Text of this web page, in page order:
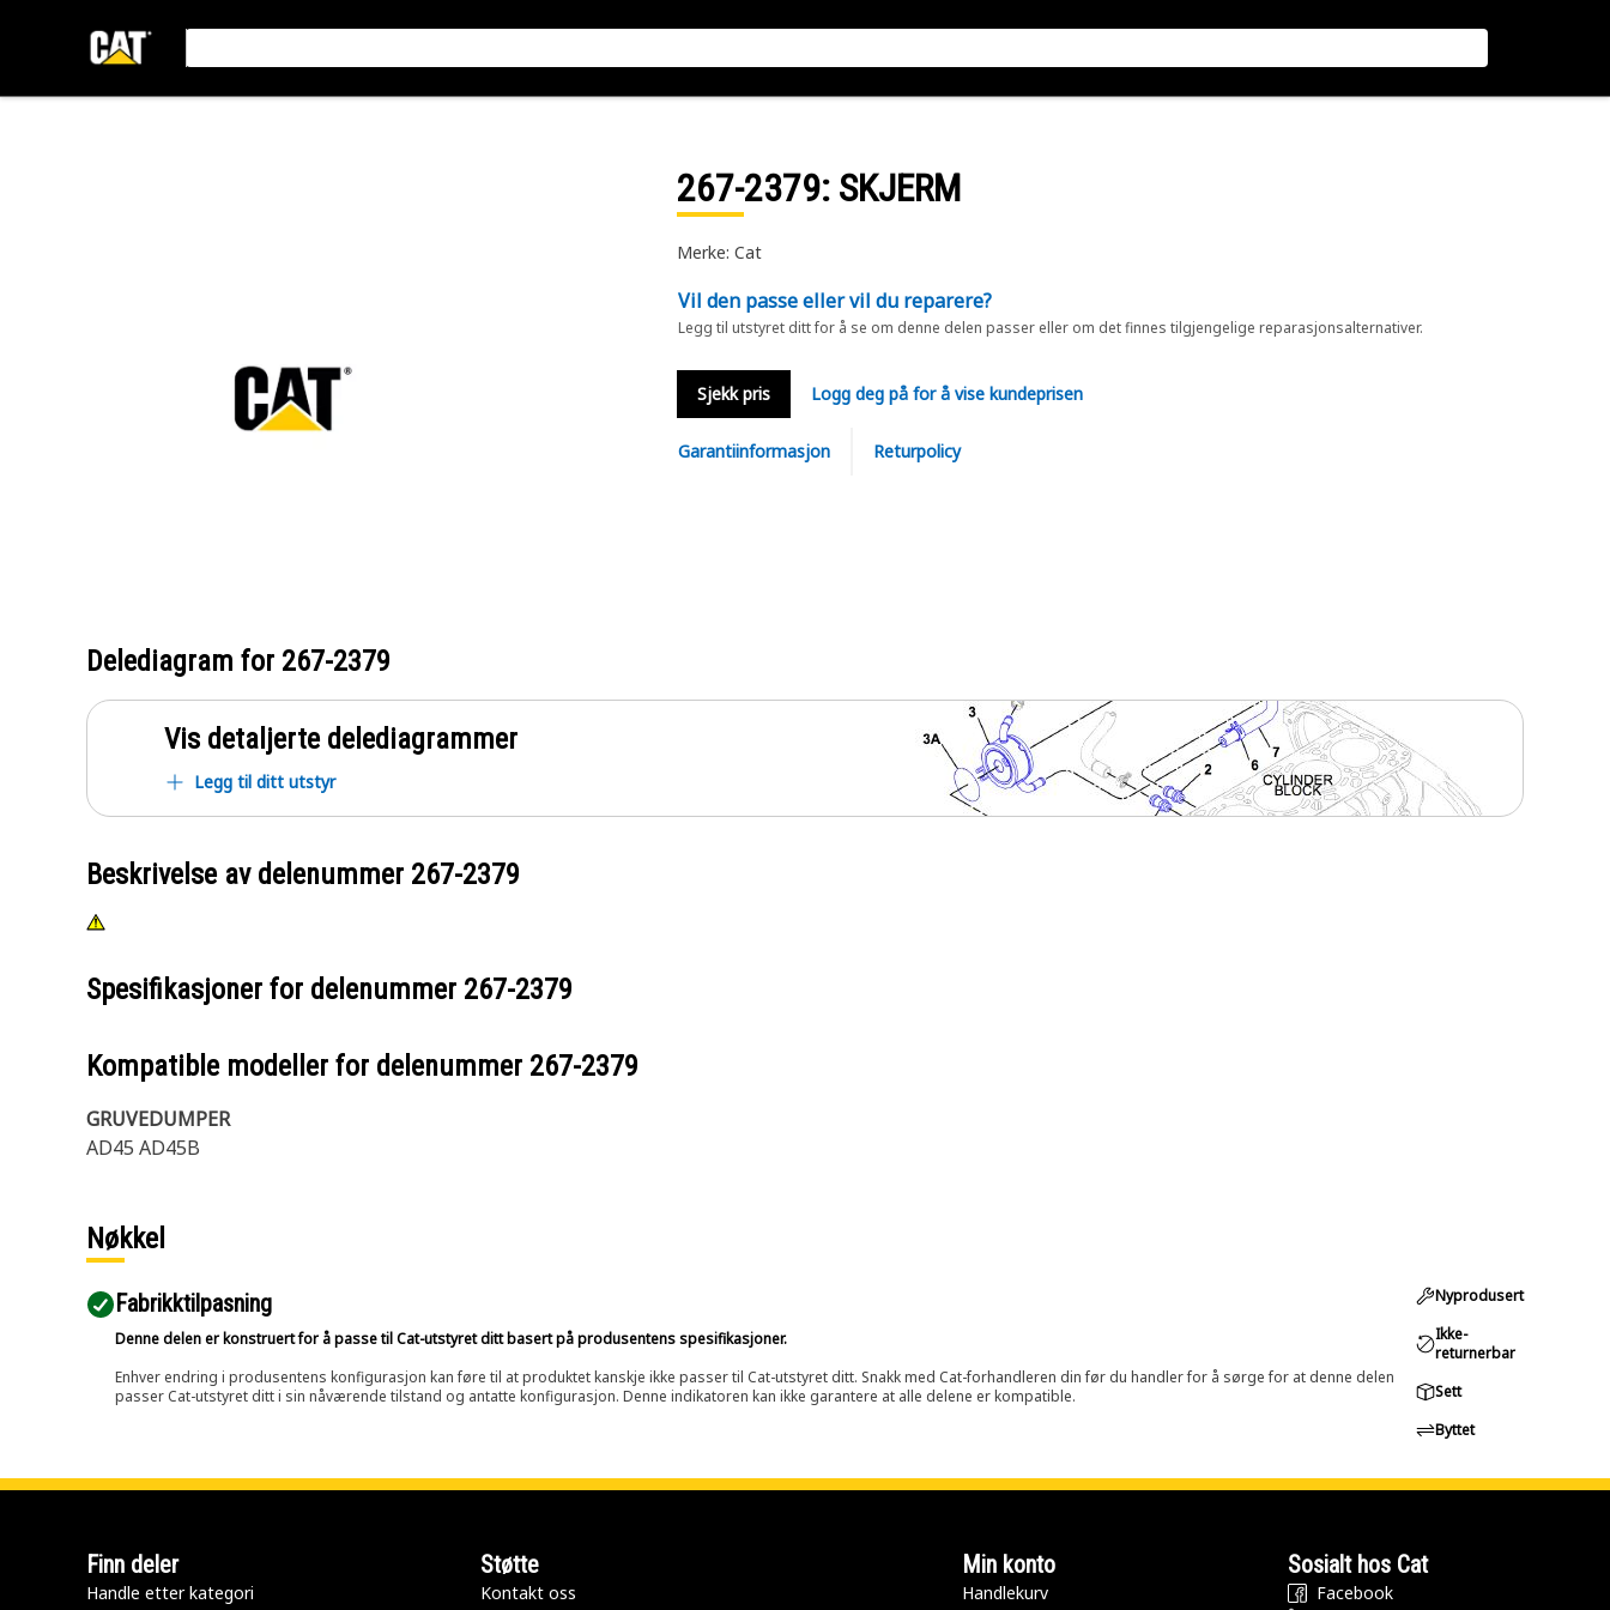
267-2379: SKJERM
Merke: Cat
Vil den passe eller vil du reparere?
Legg til utstyret ditt for å se om denne delen passer eller om det finnes tilgjengelige reparasjonsalternativer.
Sjekk pris Logg deg på for å vise kundeprisen
Garantiinformasjon Returpolicy
Delediagram for 267-2379
Vis detaljerte delediagrammer
Legg til ditt utstyr
Beskrivelse av delenummer 267-2379
Spesifikasjoner for delenummer 267-2379
Kompatible modeller for delenummer 267-2379
GRUVEDUMPER
AD45 AD45B
Nøkkel
Fabrikktilpasning
Denne delen er konstruert for å passe til Cat-utstyret ditt basert på produsentens spesifikasjoner.
Enhver endring i produsentens konfigurasjon kan føre til at produktet kanskje ikke passer til Cat-utstyret ditt. Snakk med Cat-forhandleren din før du handler for å sørge for at denne delen
passer Cat-utstyret ditt i sin nåværende tilstand og antatte konfigurasjon. Denne indikatoren kan ikke garantere at alle delene er kompatible.
Nyprodusert
Ikke-
returnerbar
Sett
Byttet
Finn deler
Handle etter kategori
Støtte
Kontakt oss
Min konto
Handlekurv
Sosialt hos Cat
Facebook